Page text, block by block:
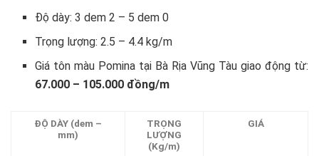
Độ dày: 3 dem 2 – 5 dem 0
Trọng lượng: 2.5 – 4.4 kg/m
Giá tôn màu Pomina tại Bà Rịa Vũng Tàu giao động từ:
67.000 – 105.000 đồng/m
ĐỘ DÀY (dem –
mm)
TRỌNG
LƯỢNG
(Kg/m)
GIÁ